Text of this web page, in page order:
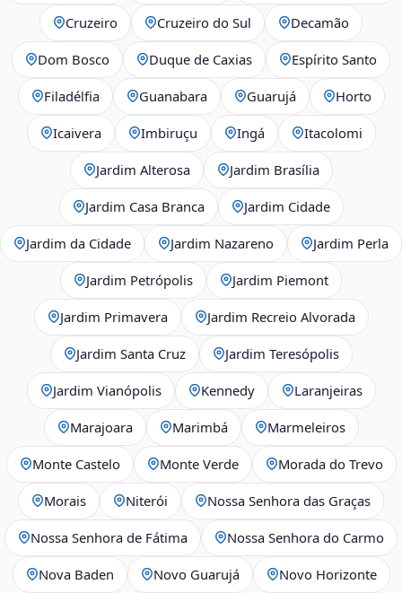
Cruzeiro Cruzeiro do Sul Decamão
Dom Bosco Duque de Caxias Espírito Santo
Filadélfia Guanabara Guarujá Horto
Icaivera Imbiruçu Ingá Itacolomi
Jardim Alterosa Jardim Brasília
Jardim Casa Branca Jardim Cidade
Jardim da Cidade Jardim Nazareno Jardim Perla
Jardim Petrópolis Jardim Piemont
Jardim Primavera Jardim Recreio Alvorada
Jardim Santa Cruz Jardim Teresópolis
Jardim Vianópolis Kennedy Laranjeiras
Marajoara Marimbá Marmeleiros
Monte Castelo Monte Verde Morada do Trevo
Morais Niterói Nossa Senhora das Graças
Nossa Senhora de Fátima Nossa Senhora do Carmo
Nova Baden Novo Guarujá Novo Horizonte